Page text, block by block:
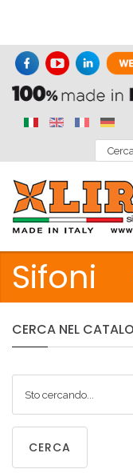
Sifoni
CERCA NEL
CERCA